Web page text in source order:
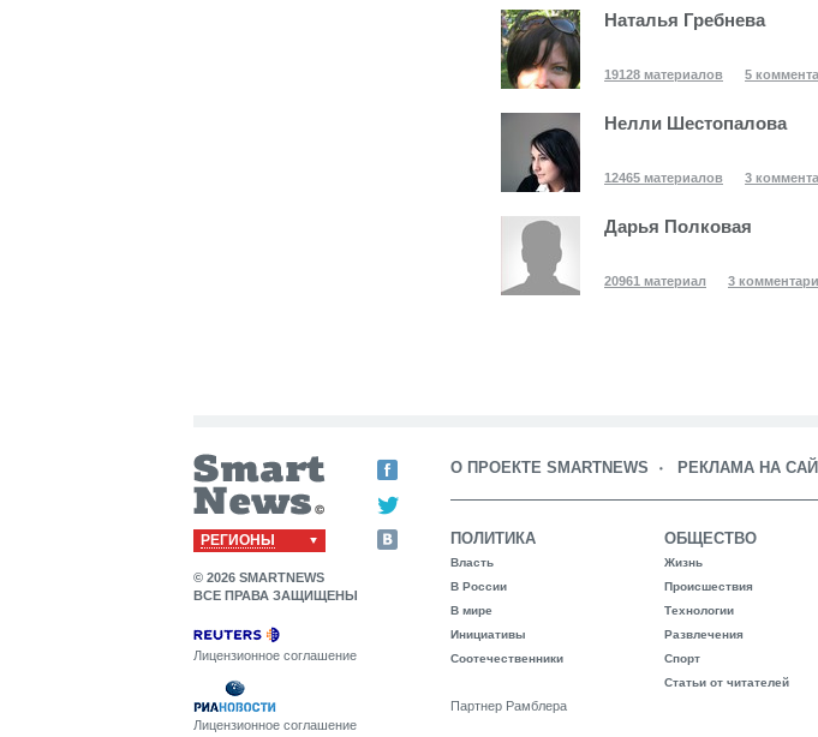
Наталья Гребнева
19128 материалов 5
Нелли Шестопалова
12465 материалов 3
Дарья Полковая
20961 материал 3
РЕГИОНЫ
© 2026 SMARTNEWS
ВСЕ ПРАВА ЗАЩИЩЕНЫ
Лицензионное соглашение
Лицензионное соглашение
О ПРОЕКТЕ SMARTNEWS РЕКЛАМА НА
ПОЛИТИКА
Власть
В России
В мире
Инициативы
Соотечественники
Партнер Рамблера
ОБЩЕСТВО
Жизнь
Происшествия
Технологии
Развлечения
Спорт
Статьи от читателей